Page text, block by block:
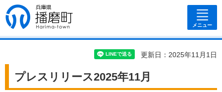
兵庫県 播磨
町
メニュー
更新日：2025年11月1日
プレスリリース2025年11月